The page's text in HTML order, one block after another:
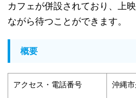
カフェが併設されており、
上
ながら待つことができます。
概要
アクセス・電話番号 沖縄